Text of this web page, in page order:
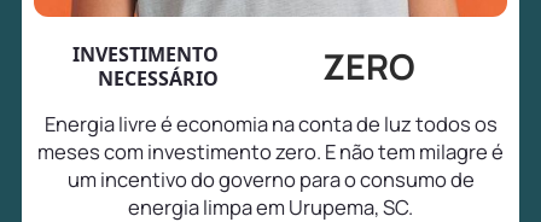
INVESTIMENTO
NECESSÁRIO
ZERO
Energia livre é economia na conta de luz todos os
meses com investimento zero. E não tem milagre é
um incentivo do governo para o consumo de
energia limpa em Urupema, SC.